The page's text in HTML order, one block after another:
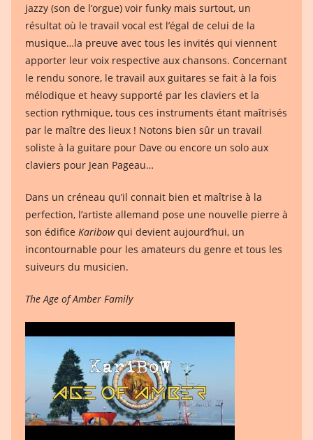
jazzy (son de l’orgue) voir funky mais surtout, un
résultat où le travail vocal est l’égal de celui de la
musique…la preuve avec tous les invités qui viennent
apporter leur voix respective aux chansons. Concernant
le rendu sonore, le travail aux guitares se fait à la fois
mélodique et heavy supporté par les claviers et la
section rythmique, tous ces instruments étant maîtrisés
par le maître des lieux ! Notons bien sûr un travail
soliste à la guitare pour Dave ou encore un solo aux
claviers pour Jean Pageau…
Dans un créneau qu’il connait bien et maîtrise à la
perfection, l’artiste allemand pose une nouvelle pierre à
son édifice Karibowqui devient aujourd’hui, un
incontournable pour les amateurs du genre et tous les
suiveurs du musicien.
The Age of Amber Family